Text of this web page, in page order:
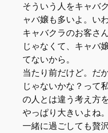
そういう人をキャバ
ャバ嬢も多いよ。い
キャバクラのお客さ
じゃなくて、キャバ
てないから。
当たり前だけど。だ
じゃないかな？って
の人とは違う考え方
やっぱり大きいよね。
一緒に過ごしても贅